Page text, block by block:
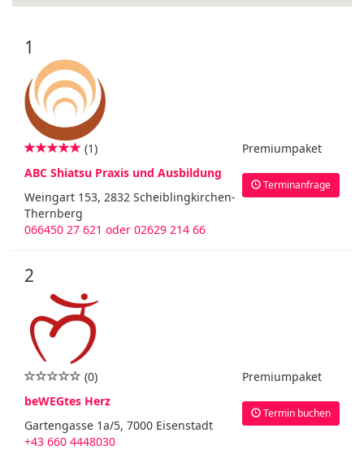
1
Premiumpaket
Terminanfrage
(1)
ABC Shiatsu Praxis und Ausbildung
Weingart 153, 2832 Scheiblingkirchen-
Thernberg
066450 27 621 oder 02629 214 66
2
Premiumpaket
Termin buchen
(0)
beWEGtes Herz
Gartengasse 1a/5, 7000 Eisenstadt
+43 660 4448030